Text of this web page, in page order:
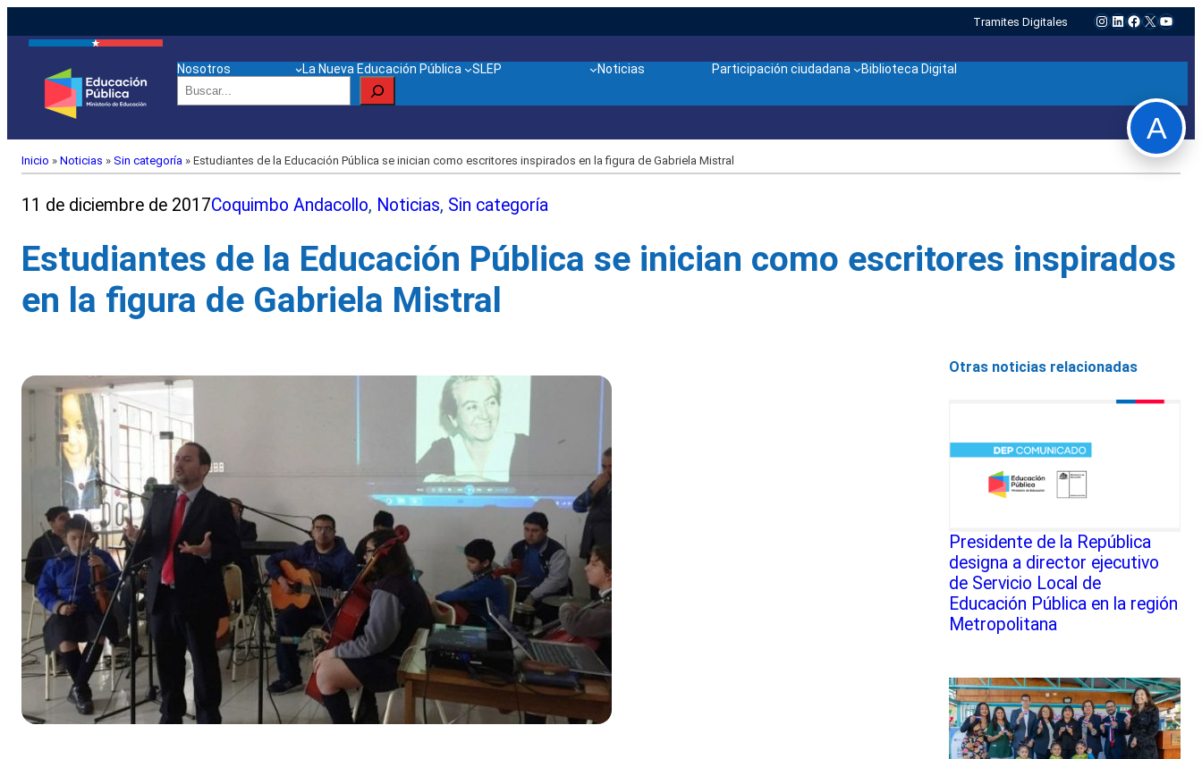
Tramites Digitales Instagram
LinkedIn
Facebook
X
Nosotros La Nueva Educación Pública SLEP Noticias Participación ciudadana
Biblioteca Digital
Buscar
Inicio » Noticias » Sin categoría » Estudiantes de la Educación Pública se inician como escritores inspirados en la figura de Gabriela Mistral
11 de diciembre de 2017Coquimbo Andacollo, Noticias, Sin categoría
Estudiantes de la Educación Pública se inician como escritores inspirados
en la figura de Gabriela Mistral
Otras noticias relacionadas
Presidente de la República
designa a director ejecutivo
de Servicio Local de
Educación Pública en la región
Metropolitana
A